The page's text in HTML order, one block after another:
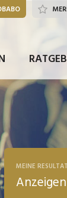
MEINE
Anzeigen